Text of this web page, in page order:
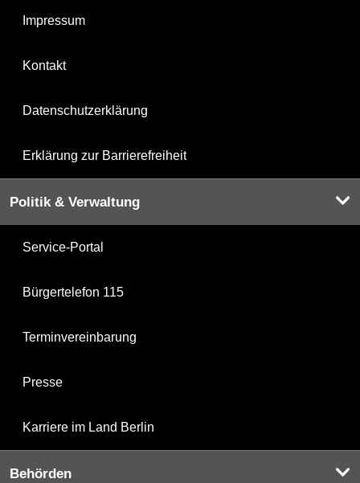
Impressum
Kontakt
Datenschutzerklärung
Erklärung zur Barrierefreiheit
Politik & Verwaltung
Service-Portal
Bürgertelefon 115
Terminvereinbarung
Presse
Karriere im Land Berlin
Behörden